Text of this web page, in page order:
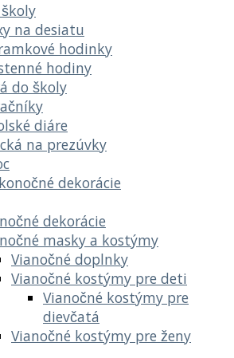
na desiatu
hodinky
hodiny
do školy
diáre
na prezúvky
dekorácie
dekorácie
masky a kostýmy
Vianočné doplnky
Vianočné kostýmy pre deti
Vianočné kostýmy pre
dievčatá
Vianočné kostýmy pre ženy